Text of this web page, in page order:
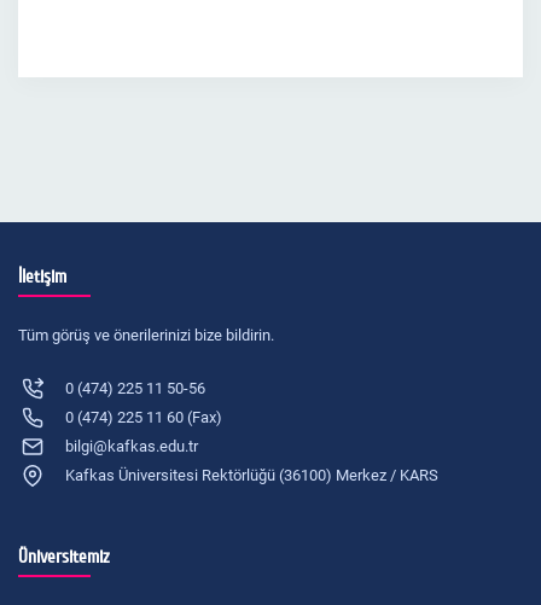
İletişim
Tüm görüş ve önerilerinizi bize bildirin.
0 (474) 225 11 50-56
0 (474) 225 11 60 (Fax)
bilgi@kafkas.edu.tr
Kafkas Üniversitesi Rektörlüğü (36100) Merkez / KARS
Üniversitemiz